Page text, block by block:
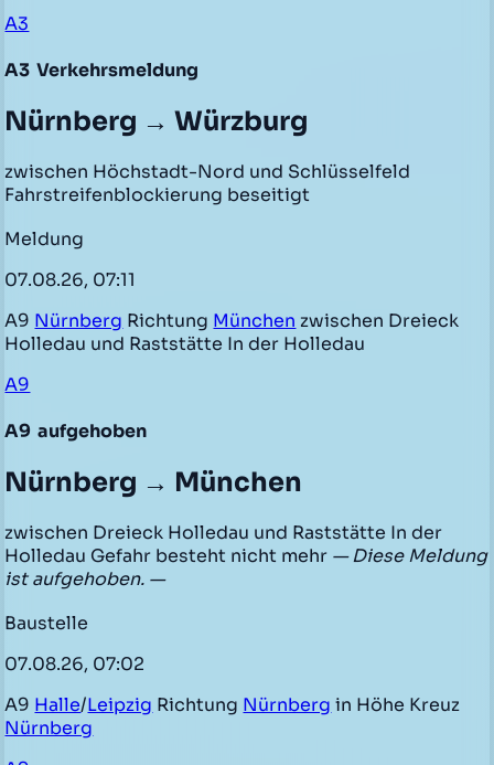
A3
A3 Verkehrsmeldung
Nürnberg → Würzburg
zwischen Höchstadt-Nord und Schlüsselfeld
Fahrstreifenblockierung beseitigt
Meldung
07.08.26, 07:11
A9 Nürnberg Richtung München zwischen Dreieck
Holledau und Raststätte In der Holledau
A9
A9 aufgehoben
Nürnberg → München
zwischen Dreieck Holledau und Raststätte In der
Holledau Gefahr besteht nicht mehr — Diese Meldung
ist aufgehoben. —
Baustelle
07.08.26, 07:02
A9 Halle/Leipzig Richtung Nürnberg in Höhe Kreuz
Nürnberg